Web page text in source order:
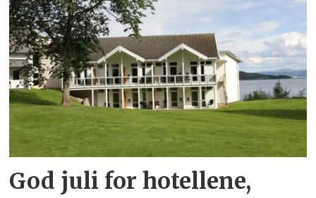
God juli for hotellene,